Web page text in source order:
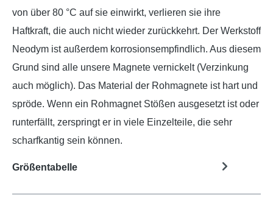
von über 80 °C auf sie einwirkt, verlieren sie ihre
Haftkraft, die auch nicht wieder zurückkehrt. Der Werkstoff
Neodym ist außerdem korrosionsempfindlich. Aus diesem
Grund sind alle unsere Magnete vernickelt (Verzinkung
auch möglich). Das Material der Rohmagnete ist hart und
spröde. Wenn ein Rohmagnet Stößen ausgesetzt ist oder
runterfällt, zerspringt er in viele Einzelteile, die sehr
scharfkantig sein können.
Größentabelle